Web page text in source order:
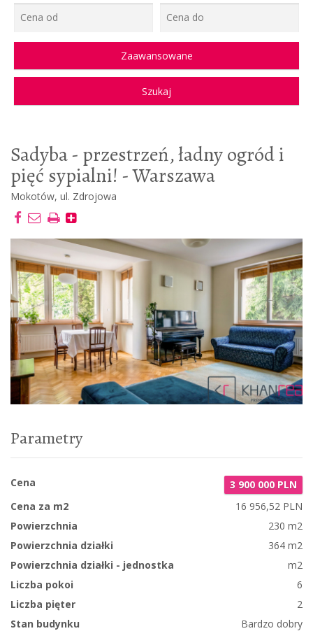
Sadyba - przestrzeń, ładny ogród i
pięć sypialni! - Warszawa
Mokotów, ul. Zdrojowa
Parametry
Cena
3 900 000 PLN
Cena za m2
16 956,52 PLN
Powierzchnia
230 m2
Powierzchnia działki
364 m2
Powierzchnia działki - jednostka
m2
Liczba pokoi
6
Liczba pięter
2
Stan budynku
Bardzo dobry